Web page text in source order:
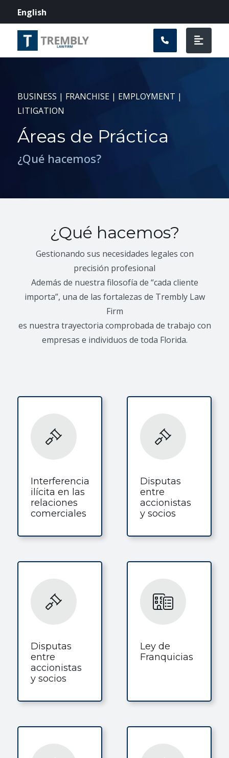
English
BUSINESS | FRANCHISE | EMPLOYMENT |
LITIGATION
Áreas de Práctica
¿Qué hacemos?
¿Qué hacemos?
Gestionando sus necesidades legales con
precisión profesional
Además de nuestra filosofía de “cada cliente
importa”, una de las fortalezas de Trembly Law
Firm
es nuestra trayectoria comprobada de trabajo con
empresas e individuos de toda Florida.
Interferencia
ilícita en las
relaciones
comerciales
Disputas
entre
accionistas
y socios
Disputas
entre
accionistas
y socios
Ley de
Franquicias